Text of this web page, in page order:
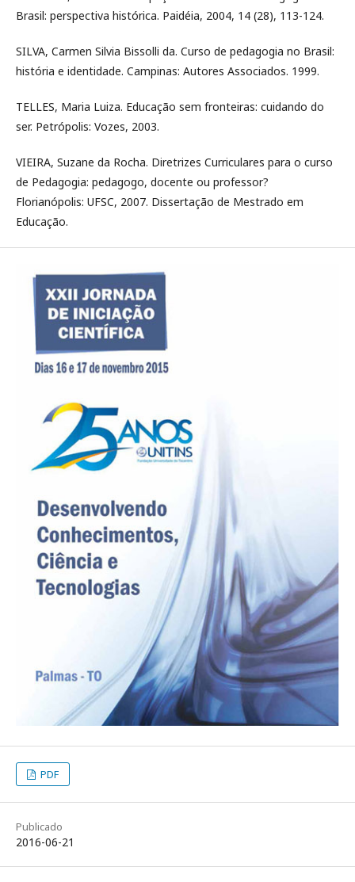
Brasil: perspectiva histórica. Paidéia, 2004, 14 (28), 113-124.
SILVA, Carmen Silvia Bissolli da. Curso de pedagogia no Brasil:
história e identidade. Campinas: Autores Associados. 1999.
TELLES, Maria Luiza. Educação sem fronteiras: cuidando do
ser. Petrópolis: Vozes, 2003.
VIEIRA, Suzane da Rocha. Diretrizes Curriculares para o curso
de Pedagogia: pedagogo, docente ou professor?
Florianópolis: UFSC, 2007. Dissertação de Mestrado em
Educação.
PDF
Publicado
2016-06-21